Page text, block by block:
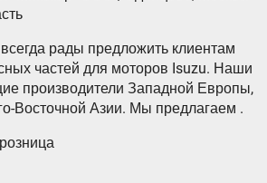
рады предложить клиентам
частей для моторов Isuzu. Наши
производители Западной Европы,
Восточной Азии. Мы предлагаем .